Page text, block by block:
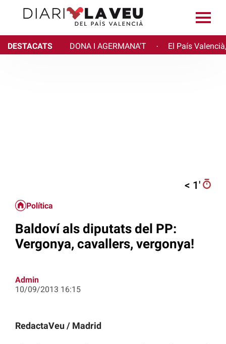
DESTACATS DONA I AGERMANA'T · El País
< 1′
Política
Baldoví als diputats del PP:
Vergonya, cavallers, vergonya!
Admin
10/09/2013 16:15
RedactaVeu / Madrid